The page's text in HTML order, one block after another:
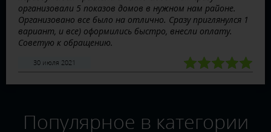
организовали 5 показов домов в нужном нам районе.
Организовано все было на отлично. Сразу приглянулся 1
вариант, и все) оформились быстро, внесли оплату.
Советую к обращению.
30 июля 2021
Популярное в категории